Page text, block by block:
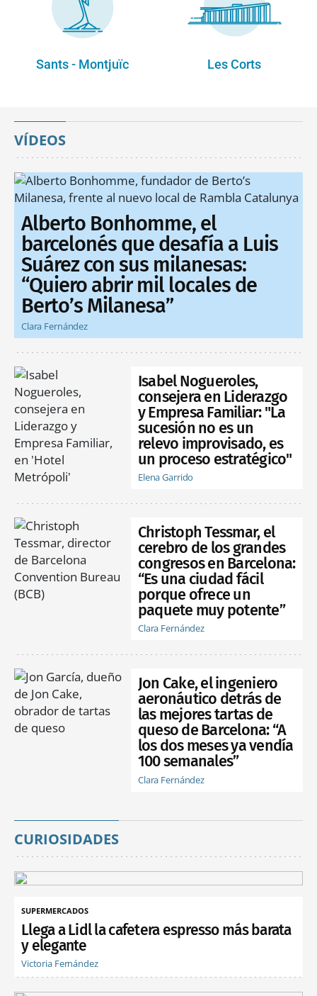
Sants - Montjuïc Les Corts
VÍDEOS
Alberto Bonhomme, el
barcelonés que desafía a Luis
Suárez con sus milanesas:
“Quiero abrir mil locales de
Berto’s Milanesa”
Clara Fernández
Isabel Nogueroles,
consejera en Liderazgo
y Empresa Familiar: "La
sucesión no es un
relevo improvisado, es
un proceso estratégico"
Elena Garrido
Christoph Tessmar, el
cerebro de los grandes
congresos en Barcelona:
“Es una ciudad fácil
porque ofrece un
paquete muy potente”
Clara Fernández
Jon Cake, el ingeniero
aeronáutico detrás de
las mejores tartas de
queso de Barcelona: “A
los dos meses ya vendía
100 semanales”
Clara Fernández
CURIOSIDADES
SUPERMERCADOS
Llega a Lidl la cafetera espresso más barata
y elegante
Victoria Fernández